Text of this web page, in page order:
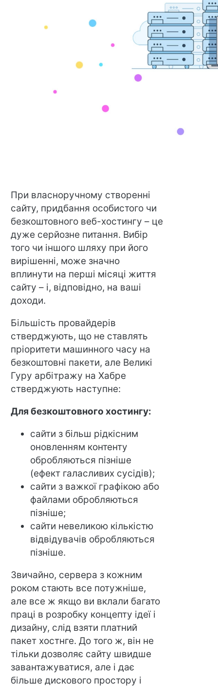
При власноручному створенні
сайту, придбання особистого чи
безкоштовного веб-хостингу – це
дуже серйозне питання. Вибір
того чи іншого шляху при його
вирішенні, може значно
вплинути на перші місяці життя
сайту – і, відповідно, на ваші
доходи.
Більшість провайдерів
стверджують, що не ставлять
пріоритети машинного часу на
безкоштовні пакети, але Великі
Гуру арбітражу на Хабре
стверджують наступне:
Для безкоштовного хостингу:
сайти з більш рідкісним
оновленням контенту
обробляються пізніше
(ефект галасливих сусідів);
сайти з важкої графікою або
файлами обробляються
пізніше;
сайти невеликою кількістю
відвідувачів обробляються
пізніше.
Звичайно, сервера з кожним
роком стають все потужніше,
але все ж якщо ви вклали багато
праці в розробку концепту ідеї і
дизайну, слід взяти платний
пакет хостнге. До того ж, він не
тільки дозволяє сайту швидше
завантажуватися, але і дає
більше дискового простору і